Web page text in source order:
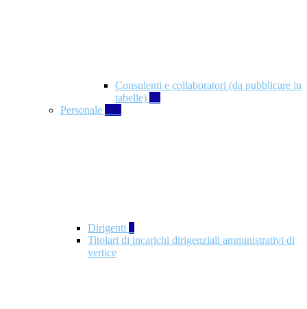
Consulenti e collaboratori (da pubblicare in
tabelle) 49
Personale 660
Dirigenti 1
Titolari di incarichi dirigenziali amministrativi di
vertice